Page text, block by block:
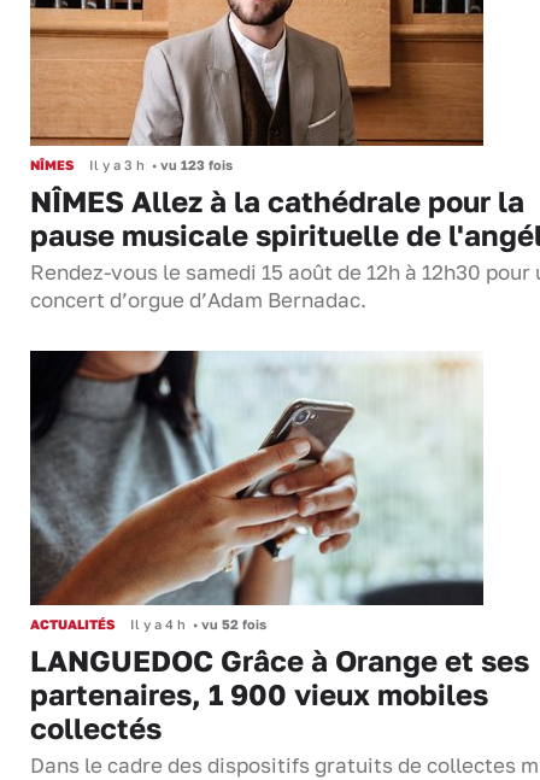
NÎMES Il y a 3 h • vu 123 fois
NÎMES Allez à la cathédrale pour la
pause musicale spirituelle de
Rendez-vous le samedi 15 août de 12h à 12h30 pour
concert d’orgue d’Adam Bernadac.
ACTUALITÉS Il y a 4 h • vu 52 fois
LANGUEDOC Grâce à Orange et ses
partenaires, 1 900 vieux mobiles
collectés
Dans le cadre des dispositifs gratuits de collectes